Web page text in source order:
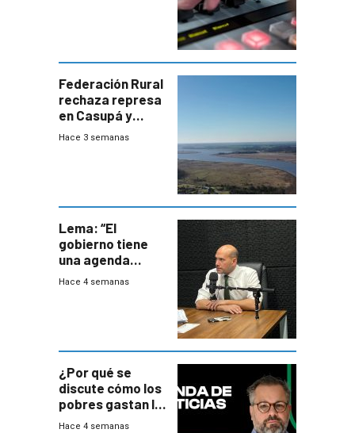
Federación Rural
rechaza represa
en Casupá y
firma demanda
Hace 3 semanas
Lema: “El
gobierno tiene
una agenda
destructiva”
Hace 4 semanas
¿Por qué se
discute cómo los
pobres gastan la
plata?
Hace 4 semanas